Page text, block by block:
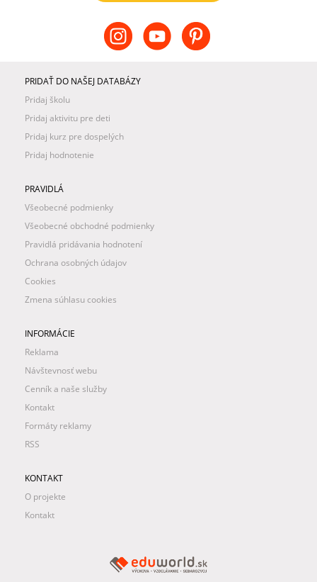
PRIDAŤ DO NAŠEJ DATABÁZY
Pridaj školu
Pridaj aktivitu pre deti
Pridaj kurz pre dospelých
Pridaj hodnotenie
PRAVIDLÁ
Všeobecné podmienky
Všeobecné obchodné podmienky
Pravidlá pridávania hodnotení
Ochrana osobných údajov
Cookies
Zmena súhlasu cookies
INFORMÁCIE
Reklama
Návštevnosť webu
Cenník a naše služby
Kontakt
Formáty reklamy
RSS
KONTAKT
O projekte
Kontakt